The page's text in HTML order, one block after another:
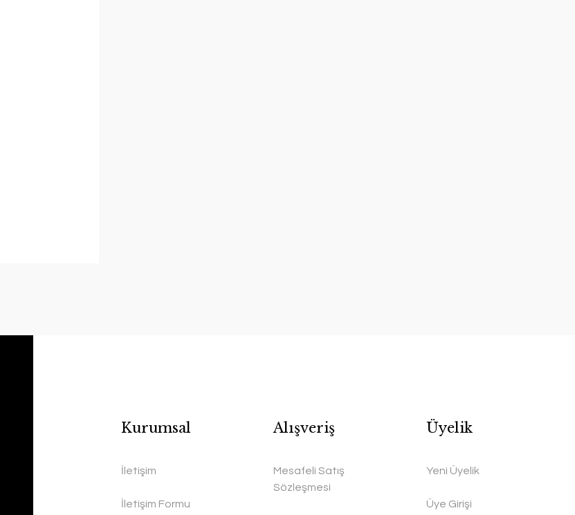
Kurumsal
İletişim
İletişim Formu
Alışveriş
Mesafeli Satış
Sözleşmesi
Üyelik
Yeni Üyelik
Üye Girişi